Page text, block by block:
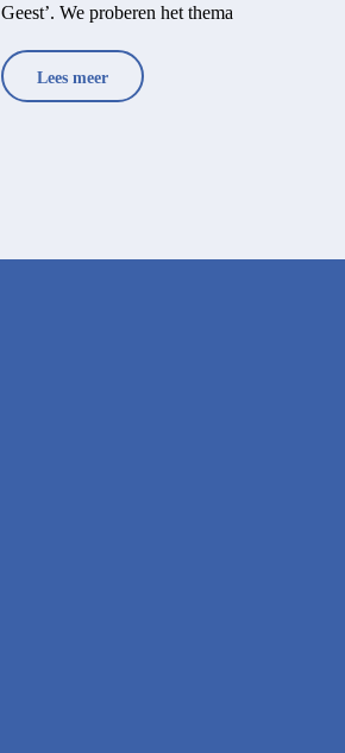
Geest’. We proberen het thema
Lees meer